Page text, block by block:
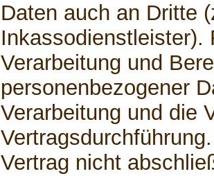
Daten auch an Dritte
Inkassodienstleister).
Verarbeitung und
personenbezogener
Verarbeitung und die
Vertrag nicht